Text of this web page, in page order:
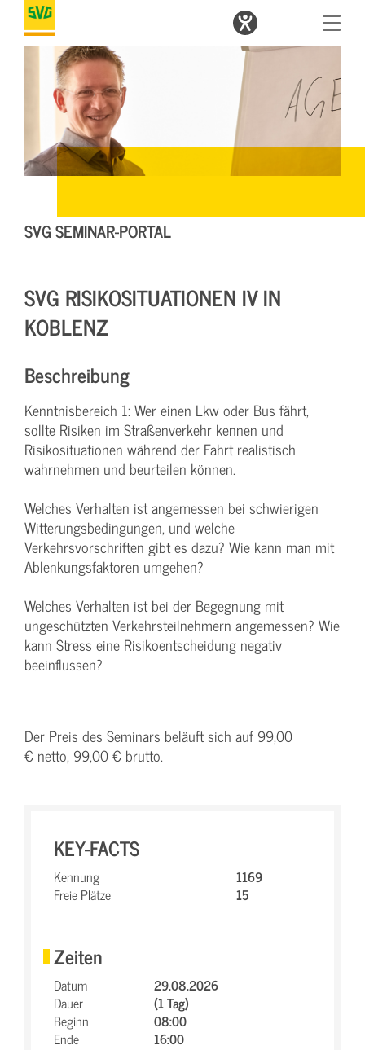
SVG SEMINAR-PORTAL
SVG RISIKOSITUATIONEN IV IN
KOBLENZ
Beschreibung
Kenntnisbereich 1: Wer einen Lkw oder Bus fährt,
sollte Risiken im Straßenverkehr kennen und
Risikosituationen während der Fahrt realistisch
wahrnehmen und beurteilen können.
Welches Verhalten ist angemessen bei schwierigen
Witterungsbedingungen, und welche
Verkehrsvorschriften gibt es dazu? Wie kann man mit
Ablenkungsfaktoren umgehen?
Welches Verhalten ist bei der Begegnung mit
ungeschützten Verkehrsteilnehmern angemessen? Wie
kann Stress eine Risikoentscheidung negativ
beeinflussen?
Der Preis des Seminars beläuft sich auf 99,00
€ netto, 99,00 € brutto.
KEY-FACTS
Kennung
1169
Freie Plätze
15
Zeiten
Datum
29.08.2026
Dauer
(1 Tag)
Beginn
08:00
Ende
16:00